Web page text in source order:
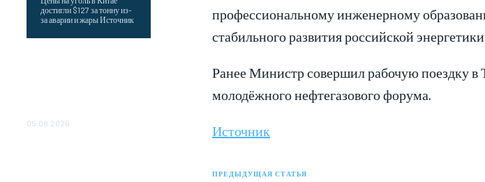
достигли $127 за тонну из-
за аварии и жары Источник
05.08.2026
профессиональному инженерному
стабильного развития российской
Ранее Министр совершил рабочую поездку в
молодёжного нефтегазового форума.
Источник
ПРЕДЫДУЩАЯ СТАТЬЯ